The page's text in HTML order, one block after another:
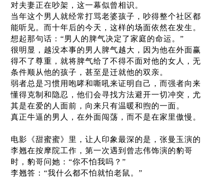
对夫妻正在吵架，这一幕似曾相识。
当年这个男人就经常打骂老婆孩子，吵得整个社区都
能听见。而十年后的今天，这样的场面依然在发生。
想起那句话：“男人的脾气决定了家庭的命运。”
很明显，越没本事的男人脾气越大，因为他在外面赢
得不了尊重，就将脾气给了不得不面对他的女人，无
条件顺从他的孩子，甚至是迁就他的双亲。
弱者总是习惯用咆哮和嘶吼来证明自己，而强者向来
懂得克制和隐忍，他们会寻找方法避开一切冲突，尤
其是在爱的人面前，向来只有温暖和煦的一面。
真正牛逼的男人，在外面闯荡，而不是在家里傲慢。
电影《甜蜜蜜》里，让人印象最深的是，张曼玉演的
李翘在按摩院工作，第一次遇到曾志伟饰演的豹哥
时，豹哥问她：“你不怕我吗？”
李翘答：“我什么都不怕就怕老鼠。”